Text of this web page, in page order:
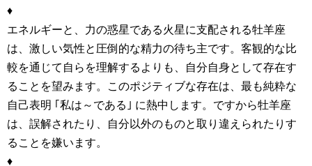
♦
エネルギーと、力の惑星である火星に支配される牡羊座
は、激しい気性と圧倒的な精力の待ち主です。客観的な比
較を通じて自らを理解するよりも、自分自身として存在す
ることを望みます。このポジティブな存在は、最も純粋な
自己表明 ｢私は～である｣ に熱中します。ですから牡羊座
は、誤解されたり、自分以外のものと取り違えられたりす
ることを嫌います。
♦